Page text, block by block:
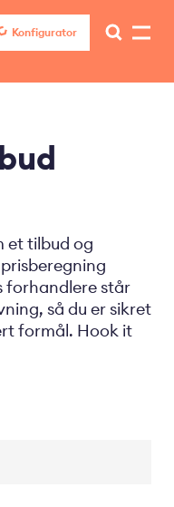
Konfigurator
et tilbud og
forhandlere står
så du er sikret
formål. Hook it